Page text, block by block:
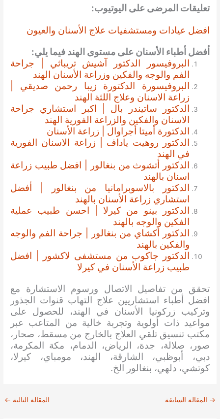
تعليقات المرضى على اليوتيوب:
افضل عيادات ومستشفيات علاج الأسنان والعيون
أفضل أطباء الأسنان على مستوى الهند فيما يلي:
البروفيسور الدكتور آشيش تريباثي | جراحة
الفم والوجه والفكين وزراعة الأسنان الهند
البروفيسورة الدكتورة زيبا رحمن صديقي |
زراعة الاسنان وعلاج اللثة الهند
الدكتور ساتيندر بال | اكبر استشاري جراحة
الاسنان والفكين والزراعة الفورية الهند
الدكتورة أميتا أجراوال | زراعة الأسنان
الدكتور روهيت ياداف | زراعة الاسنان الفورية
في الهند
الدكتور أتشوث من بنغالور | افضل طبيب زراعة
اسنان بالهند
الدكتور بالاسوبرامانيا من بنغالور | أفضل
استشاري زراعة الأسنان بالهند
الدكتور بينو من كيرلا | احسن طبيب عملية
الفكين والوجه بالهند
الدكتور أكشاي من بنغالور | جراحة الفم والوجه
والفكين بالهند
الدكتور جاكوب من مستشفى لاكشور | افضل
طبيب زراعة الأسنان في كيرلا
تحقق من تفاصيل الاتصال ورسوم الاستشارة مع
افضل أطباء استشاريين علاج التهاب قنوات الجذور
وتركيب زركونيا الأسنان في الهند، للحصول على
مواعيد ذات أولوية وتجربة خالية من المتاعب عبر
مكتب تنسيق تلقي العلاج بالخارج من مسقط، صحار،
صور، صلالة، جدة، الرياض، الدمام، مكة المكرمة،
دبي، أبوظبي، الشارقة، الهند، مومباي، كيرلا،
كوتشي، دلهي، بنغالور الخ.
→ المقالة السابقة المقالة التالية ←